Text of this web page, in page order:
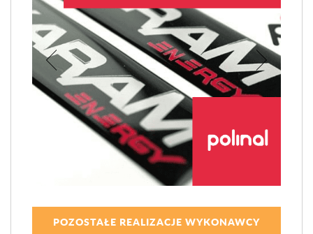
POZOSTAŁE REALIZACJE WYKONAWCY